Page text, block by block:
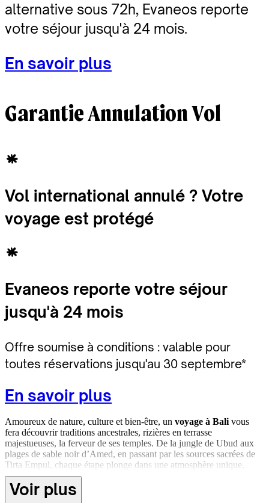
alternative sous 72h, Evaneos reporte
votre séjour jusqu'à 24 mois.
En savoir plus
Garantie Annulation Vol
Vol international annulé ? Votre
voyage est protégé
Evaneos reporte votre séjour
jusqu'à 24 mois
Offre soumise à conditions : valable pour
toutes réservations jusqu'au 30 septembre*
En savoir plus
Amoureux de nature, culture et bien-être, un voyage à Bali vous
fera découvrir traditions ancestrales, rizières en terrasse
majestueuses, la ferveur de ses temples. De la jungle de Ubud aux
plages de sable noir d’Amed, en passant par les sources sacrées de
Tirta Empul, chaque étape plonge dans une atmosphère unique.
Assistez à une cérémonie balinaise, initiez-vous au yoga dans une
retraite en pleine nature, ou participez à un atelier de cuisine locale
pour saisir toute la richesse de l’île. Plus intime encore, randonnez
Voir plus